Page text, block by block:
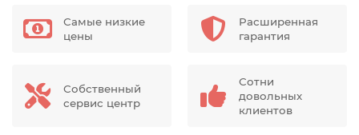
Самые низкие
цены
Расширенная
гарантия
Собственный
сервис центр
Сотни
довольных
клиентов